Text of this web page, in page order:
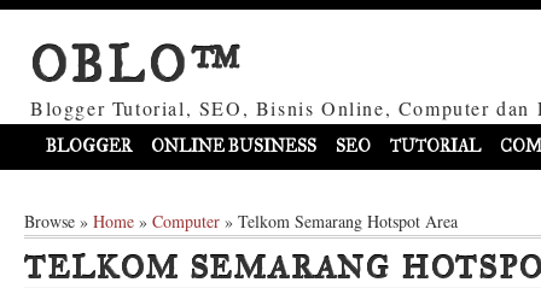
OBLO™
Blogger Tutorial, SEO, Bisnis Online, Computer dan
BLOGGER ONLINE BUSINESS SEO TUTORIAL
Browse » Home » Computer » Telkom Semarang Hotspot Area
TELKOM SEMARANG